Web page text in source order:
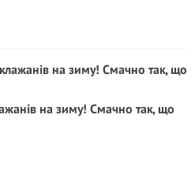
на зиму! Смачно так, що